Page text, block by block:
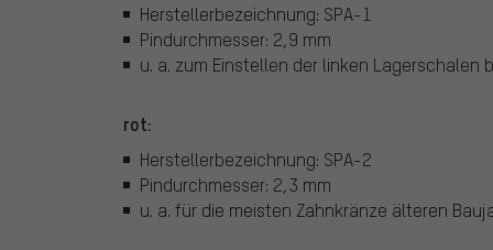
Herstellerbezeichnung: SPA-1
Pindurchmesser: 2,9 mm
u. a. zum Einstellen der linken Lagerschalen
rot:
Herstellerbezeichnung: SPA-2
Pindurchmesser: 2,3 mm
u. a. für die meisten Zahnkränze älteren